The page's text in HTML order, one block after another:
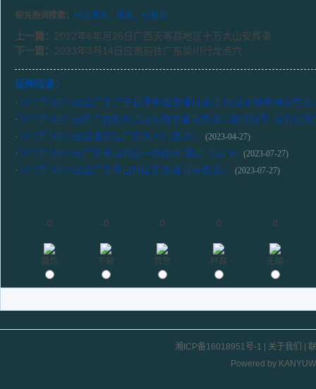
相关热词搜索： 杨公风水，风水，杨救贫
上一篇： 2022年6年月26日广西天等县地区十万大山安葬录
下一篇： 2023年3月14日应邀前往广东吴川行龙点穴
延伸阅读：
· 2022年6月20日应广东广宁县潭布镇龙塘村邀请 断验调整布局阳宅及
· 2022年6月22日在广西钦州灵山县格木营寻龙点穴勘察阳宅 并前往
· 2023年3月14日应邀前往广东吴川行龙点穴 (2023-04-27)
· 2023年3月18日广东电白地区一眼相中“猛虎下山”形 (2023-07-27)
· 2023年3月18日应广东电白地区东家邀请寻龙点穴 (2023-07-27)
0
震惊
0
不解
0
愤怒
0
杯具
0
无聊
湘ICP备16018951号-1 | 关于我们 |
Powered by KANYUW